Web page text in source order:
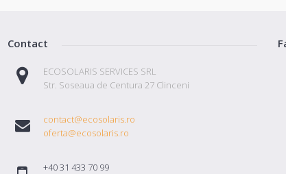
Contact
ECOSOLARIS SERVICES SRL
Str. Soseaua de Centura 27 Clinceni
contact@ecosolaris.ro
oferta@ecosolaris.ro
+40 31 433 70 99